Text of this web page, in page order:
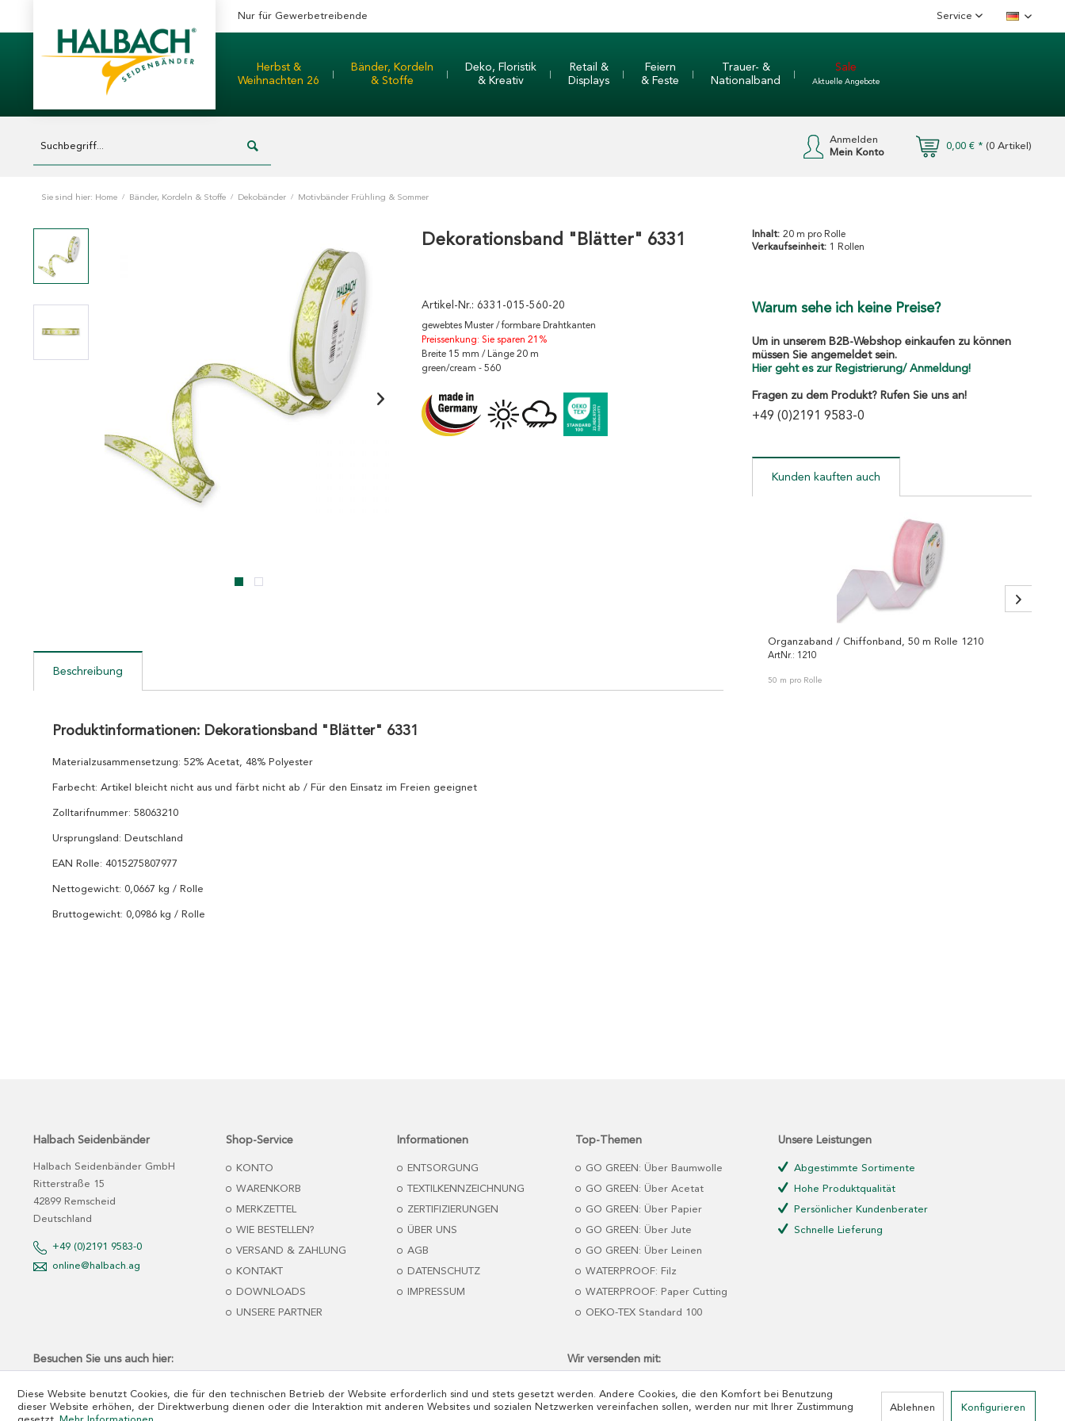
Nur für Gewerbetreibende Service Deutsch
Herbst &
Weihnachten 26
Bänder, Kordeln
& Stoffe
Deko, Floristik
& Kreativ
Retail &
Displays
Feiern
& Feste
Trauer- &
Nationalband
Sale
Aktuelle Angebote
0,00 € * (0 Artikel)
Anmelden
Mein Konto
Sie sind hier: Home / Bänder, Kordeln & Stoffe / Dekobänder / Motivbänder Frühling & Sommer
Dekorationsband "Blätter" 6331
Artikel-Nr.: 6331-015-560-20
gewebtes Muster / formbare Drahtkanten
Preissenkung: Sie sparen 21%
Breite 15 mm / Länge 20 m
green/cream - 560
Beschreibung
Produktinformationen: Dekorationsband "Blätter" 6331
Materialzusammensetzung: 52% Acetat, 48% Polyester
Farbecht: Artikel bleicht nicht aus und färbt nicht ab / Für den Einsatz im Freien geeignet
Zolltarifnummer: 58063210
Ursprungsland: Deutschland
EAN Rolle: 4015275807977
Nettogewicht: 0,0667 kg / Rolle
Bruttogewicht: 0,0986 kg / Rolle
Inhalt:20 m pro Rolle
Verkaufseinheit: 1 Rollen
Warum sehe ich keine Preise?
Um in unserem B2B-Webshop einkaufen zu können
müssen Sie angemeldet sein.
Hier geht es zur Registrierung/ Anmeldung!
Fragen zu dem Produkt? Rufen Sie uns an!
+49 (0)2191 9583-0
Kunden kauften auch
Organzaband / Chiffonband, 50 m Rolle 1210
ArtNr.: 1210
50 m pro Rolle
Halbach Seidenbänder
Halbach Seidenbänder GmbH
Ritterstraße 15
42899 Remscheid
Deutschland
+49 (0)2191 9583-0
online@halbach.ag
Shop-Service
KONTO
WARENKORB
MERKZETTEL
WIE BESTELLEN?
VERSAND & ZAHLUNG
KONTAKT
DOWNLOADS
UNSERE PARTNER
Informationen
ENTSORGUNG
TEXTILKENNZEICHNUNG
ZERTIFIZIERUNGEN
ÜBER UNS
AGB
DATENSCHUTZ
IMPRESSUM
Top-Themen
GO GREEN: Über Baumwolle
GO GREEN: Über Acetat
GO GREEN: Über Papier
GO GREEN: Über Jute
GO GREEN: Über Leinen
WATERPROOF: Filz
WATERPROOF: Paper Cutting
OEKO-TEX Standard 100
Unsere Leistungen
Abgestimmte Sortimente
Hohe Produktqualität
Persönlicher Kundenberater
Schnelle Lieferung
Besuchen Sie uns auch hier: Wir versenden mit:
Diese Website benutzt Cookies, die für den technischen Betrieb der Website erforderlich sind und stets gesetzt werden. Andere Cookies, die den Komfort bei Benutzung
dieser Website erhöhen, der Direktwerbung dienen oder die Interaktion mit anderen Websites und sozialen Netzwerken vereinfachen sollen, werden nur mit Ihrer Zustimmung
Ablehnen Konfigurieren